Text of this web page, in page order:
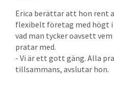
Erica berättar att hon rent
flexibelt företag med högt
vad man tycker oavsett
pratar med.
- Vi är ett gott gäng. Alla
tillsammans, avslutar hon.